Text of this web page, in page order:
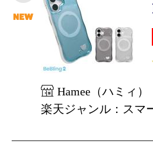
Hamee（ハミィ）
楽天ジャンル：スマ